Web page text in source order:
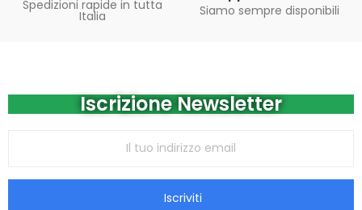
Spedizioni rapide in tutta
Italia Siamo sempre disponibili
Iscrizione Newsletter
Iscriviti